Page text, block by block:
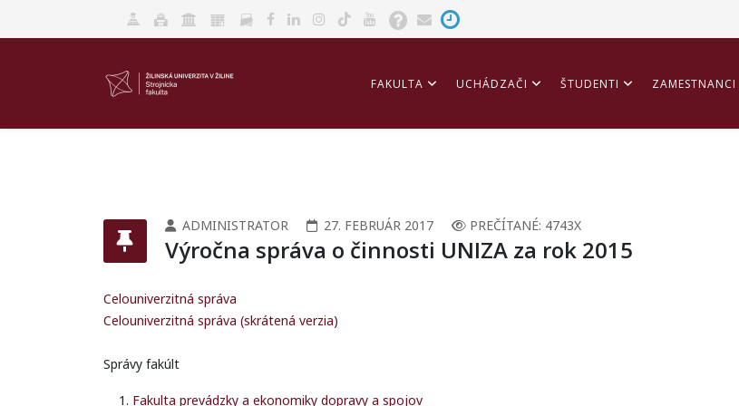
FAKULTA UCHÁDZAČI ŠTUDENTI ZAMESTNANCI
ADMINISTRATOR 27. FEBRUÁR 2017 PREČÍTANÉ: 4743X
Výročna správa o činnosti UNIZA za rok 2015
Celouniverzitná správa
Celouniverzitná správa (skrátená verzia)
Správy fakúlt
Fakulta prevádzky a ekonomiky dopravy a spojov